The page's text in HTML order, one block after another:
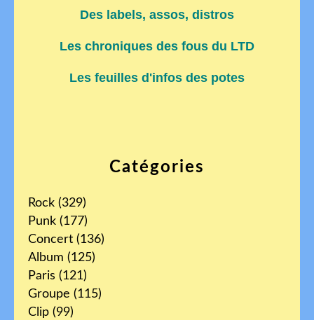
Catégories
Rock (329)
Punk (177)
Concert (136)
Album (125)
Paris (121)
Groupe (115)
Clip (99)
Des labels, assos, distros
Les chroniques des fous du LTD
Les feuilles d'infos des potes